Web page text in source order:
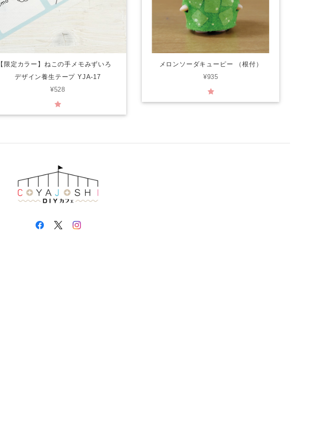
【限定カラー】ねこの手メモみずいろ
デザイン養生テープ YJA-17
¥528
メロンソーダキューピー （根付）
¥935